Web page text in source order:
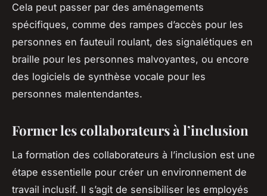
Cela peut passer par des aménagements
spécifiques, comme des rampes d’accès pour les
personnes en fauteuil roulant, des signalétiques en
braille pour les personnes malvoyantes, ou encore
des logiciels de synthèse vocale pour les
personnes malentendantes.
Former les collaborateurs à l’inclusion
La formation des collaborateurs à l’inclusion est une
étape essentielle pour créer un environnement de
travail inclusif. Il s’agit de sensibiliser les employés